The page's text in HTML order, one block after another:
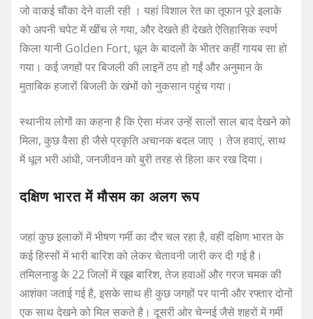
जो वाकई चौंका देने वाली रही । यहां विशाल रेत का तूफान पूरे इलाके
को अपनी चपेट में खींच ले गया, और देखते ही देखते ऐतिहासिक स्वर्ण
किला यानी Golden Fort, धूल के बादलों के भीतर कहीं गायब सा हो
गया। कई जगहों पर बिजली की लाइनें ठप हो गईं और अनुमान के
मुताबिक हजारों बिजली के खंभों को नुकसान पहुंच गया।
स्थानीय लोगों का कहना है कि ऐसा मंजर उन्हें सालों साल बाद देखने को
मिला, कुछ वैसा ही जैसे प्रकृति अचानक बदल जाए । तेज हवाएं, साथ
में धूल भरी आंधी, जनजीवन को बुरी तरह से हिला कर रख दिया।
दक्षिण भारत में मौसम का अलग रूप
जहां कुछ इलाकों में भीषण गर्मी का दौर चल रहा है, वहीं दक्षिण भारत के
कई हिस्सों में भारी बारिश को लेकर चेतावनी जारी कर दी गई है।
तमिलनाडु के 22 जिलों में खूब बारिश, तेज हवाओं और गरज चमक की
आशंका जताई गई है, इसके साथ ही कुछ जगहों पर पानी और रफ्तार दोनों
एक साथ देखने को मिल सकते है। दूसरी ओर चेन्नई जैसे शहरों में गर्मी